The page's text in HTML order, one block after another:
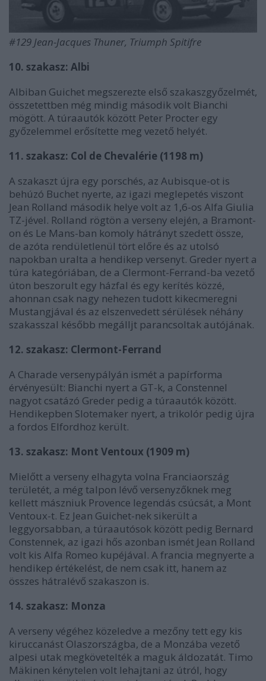
#129 Jean-Jacques Thuner, Triumph Spitifre
10. szakasz: Albi
Albiban Guichet megszerezte első szakaszgyőzelmét,
összetettben még mindig második volt Bianchi
mögött. A túraautók között Peter Procter egy
győzelemmel erősítette meg vezető helyét.
11. szakasz: Col de Chevalérie (1198 m)
A szakaszt újra egy porschés, az Aubisque-ot is
behúzó Buchet nyerte, az igazi meglepetés viszont
Jean Rolland második helye volt az 1,6-os Alfa Giulia
TZ-jével. Rolland rögtön a verseny elején, a Bramont-
on és Le Mans-ban komoly hátrányt szedett össze,
de azóta rendületlenül tört előre és az utolsó
napokban uralta a hendikep versenyt. Greder nyert a
túra kategóriában, de a Clermont-Ferrand-ba vezető
úton beszorult egy házfal és egy kerítés közzé,
ahonnan csak nagy nehezen tudott kikecmeregni
Mustangjával és az elszenvedett sérülések néhány
szakasszal később megálljt parancsoltak autójának.
12. szakasz: Clermont-Ferrand
A Charade versenypályán ismét a papírforma
érvényesült: Bianchi nyert a GT-k, a Constennel
nagyot csatázó Greder pedig a túraautók között.
Hendikepben Slotemaker nyert, a trikolór pedig újra
a fordos Elfordhoz került.
13. szakasz: Mont Ventoux (1909 m)
Mielőtt a verseny elhagyta volna Franciaország
területét, a még talpon lévő versenyzőknek meg
kellett mászniuk Provence legendás csúcsát, a Mont
Ventoux-t. Ez Jean Guichet-nek sikerült a
leggyorsabban, a túraautósok között pedig Bernard
Constennek, az igazi hős azonban ismét Jean Rolland
volt kis Alfa Romeo kupéjával. A francia megnyerte a
hendikep értékelést, de nem csak itt, hanem az
összes hátralévő szakaszon is.
14. szakasz: Monza
A verseny végéhez közeledve a mezőny tett egy kis
kiruccanást Olaszországba, de a Monzába vezető
alpesi utak megkövetelték a maguk áldozatát. Timo
Mäkinen kénytelen volt lehajtani az útról, hogy